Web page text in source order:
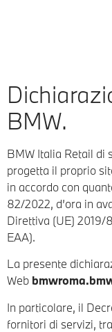
BMW.
BMW Italia Retail di
progetta il proprio
in accordo con
82/2022, d’ora in
Direttiva (UE) 2019/
EAA).
La presente
Web
In particolare, il
fornitori di servizi,